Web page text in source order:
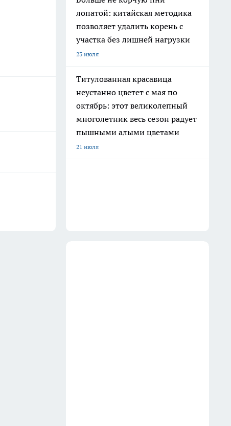
лопатой: китайская методика
позволяет удалить корень с
участка без лишней нагрузки
23 июля
Титулованная красавица
неустанно цветет с мая по
октябрь: этот великолепный
многолетник весь сезон радует
пышными алыми цветами
21 июля